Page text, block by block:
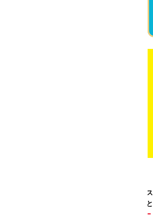
。ガソリンス
タンドや整備工場の既存インフラを活用すること
リー